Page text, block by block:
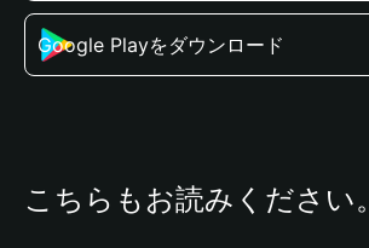
Google Playをダウンロード
こちらもお読みください。